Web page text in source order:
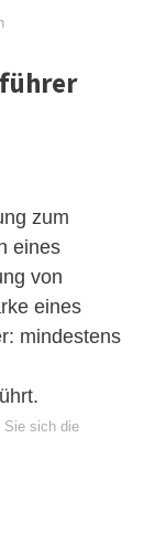
zum
eines
von
eines
mindestens
Sie sich die